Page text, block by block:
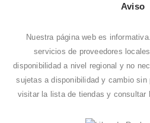
Aviso
Nuestra página web es
servicios de proveedores
disponibilidad a nivel regional y no
sujetas a disponibilidad y cambio
visitar la lista de tiendas y consultar